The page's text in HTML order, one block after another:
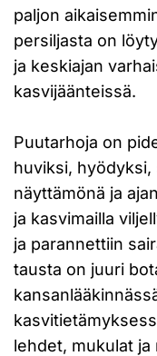
paljon
persiljasta on
ja keskiajan
kasvijäänteissä.
Puutarhoja on
huviksi, hyödyksi,
näyttämönä ja
ja kasvimailla
ja parannettiin
tausta on juuri
lehdet, mukulat